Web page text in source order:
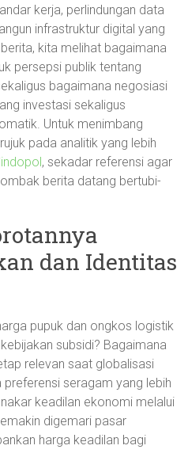
kerja, perlindungan data
infrastruktur digital yang
kita melihat bagaimana
persepsi publik tentang
bagaimana negosiasi
investasi sekaligus
Untuk menimbang
pada analitik yang lebih
, sekadar referensi agar
berita datang bertubi-
dan Identitas
pupuk dan ongkos logistik
subsidi? Bagaimana
relevan saat globalisasi
seragam yang lebih
keadilan ekonomi melalui
digemari pasar
harga keadilan bagi